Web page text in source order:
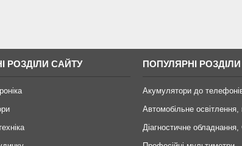
РОЗДІЛИ САЙТУ ПОПУЛЯРНІ
Акумулятори до
Автомобільне освітлення,
Діагностичне обладнання,